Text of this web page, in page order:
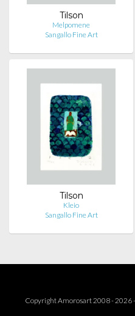
Tilson
Melpomene
Sangallo Fine Art
Tilson
Kleio
Sangallo Fine Art
Copyright Amorosart 2008 - 2026